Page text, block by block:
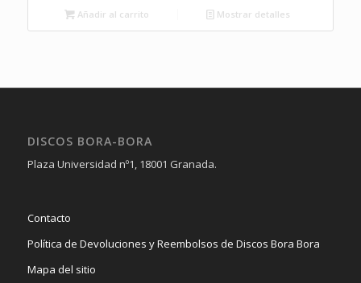
Añadir al carrito Mostrar detalles
DISCOS BORA-BORA
Plaza Universidad nº1, 18001 Granada.
Contacto
Política de Devoluciones y Reembolsos de Discos Bora Bora
Mapa del sitio